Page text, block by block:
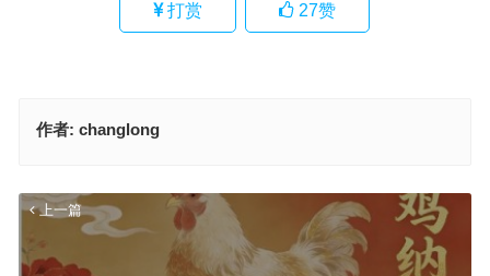
打赏 27赞
作者: changlong
上一篇